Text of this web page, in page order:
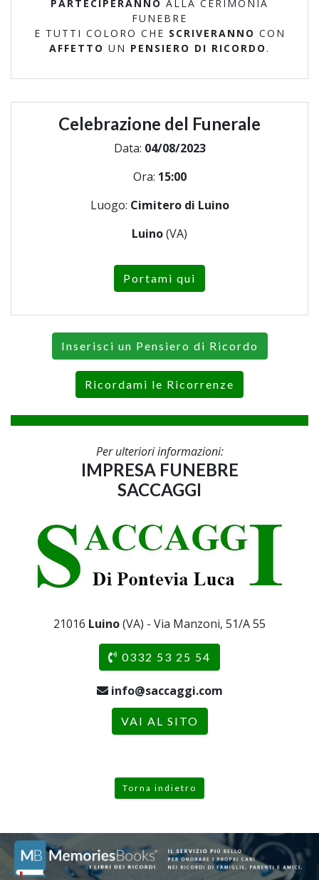
PARTECIPERANNO ALLA CERIMONIA
FUNEBRE
E TUTTI COLORO CHE SCRIVERANNO CON
AFFETTO UN PENSIERO DI RICORDO .
Celebrazione del Funerale
Data: 04/08/2023
Ora: 15:00
Luogo: Cimitero di Luino
Luino(VA)
Portami qui
Inserisci un Pensiero di Ricordo
Ricordami le Ricorrenze
Per ulteriori informazioni:
IMPRESA FUNEBRE
SACCAGGI
21016 Luino(VA) - Via Manzoni, 51/A 55
0332 53 25 54
info@saccaggi.com
VAI AL SITO
Torna indietro